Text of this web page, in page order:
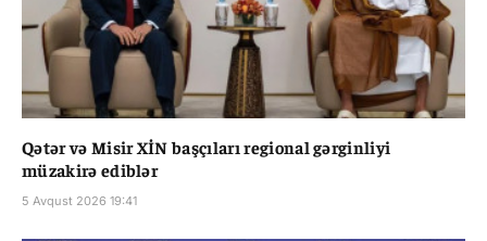
Qətər və Misir XİN başçıları regional gərginliyi
müzakirə ediblər
5 Avqust 2026 19:41